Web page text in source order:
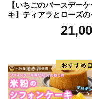
【いちごのバースデー
キ】ティアラとローズの
キ スイーツ デザート
子 お取り寄せ 愛知県 小
レーション ホールケー
時指定可